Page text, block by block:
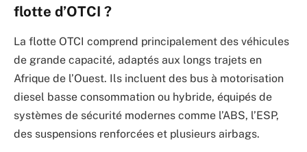
flotte d’OTCI ?
La flotte OTCI comprend principalement des véhicules
de grande capacité, adaptés aux longs trajets en
Afrique de l’Ouest. Ils incluent des bus à motorisation
diesel basse consommation ou hybride, équipés de
systèmes de sécurité modernes comme l’ABS, l’ESP,
des suspensions renforcées et plusieurs airbags.